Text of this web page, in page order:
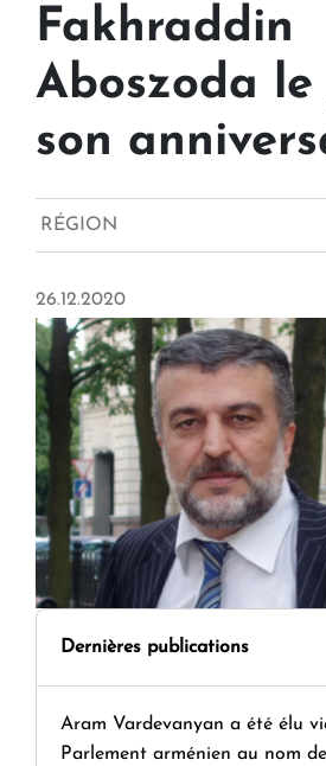
Fakhraddin
Aboszoda
son
RÉGION
26.12.2020
Dernières publications
Aram Vardevanyan a été élu
Parlement arménien au nom